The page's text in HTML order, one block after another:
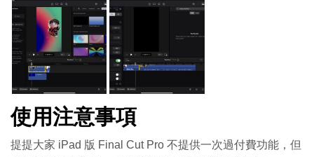
使用注意事項
提提大家 iPad 版 Final Cut Pro 不提供一次過付費功能，但